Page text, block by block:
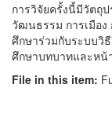
การวิจัยครั้งนี้มีวัตถุ
วัฒนธรรม การเมือง
ศึกษาร่วมกับระบบวิ
ศึกษาบทบาทและหน้
File in this item: